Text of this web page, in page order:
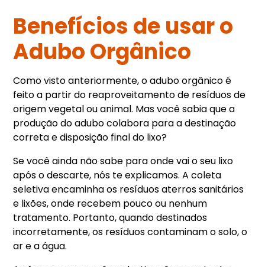
Benefícios de usar o
Adubo Orgânico
Como visto anteriormente, o adubo orgânico é
feito a partir do reaproveitamento de resíduos de
origem vegetal ou animal. Mas você sabia que a
produção do adubo colabora para a destinação
correta e disposição final do lixo?
Se você ainda não sabe para onde vai o seu lixo
após o descarte, nós te explicamos. A coleta
seletiva encaminha os resíduos aterros sanitários
e lixões, onde recebem pouco ou nenhum
tratamento. Portanto, quando destinados
incorretamente, os resíduos contaminam o solo, o
ar e a água.